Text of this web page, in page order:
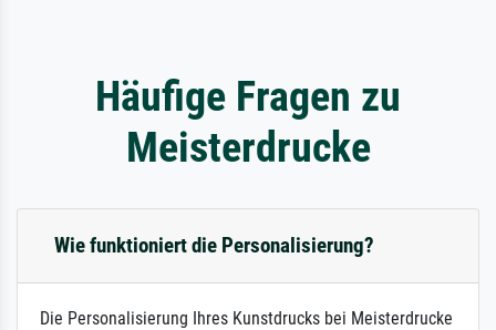
Häufige Fragen zu
Meisterdrucke
Wie funktioniert die Personalisierung?
Die Personalisierung Ihres Kunstdrucks bei Meisterdrucke